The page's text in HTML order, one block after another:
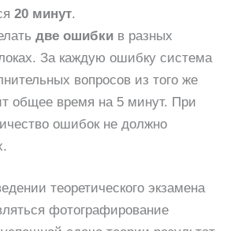
20 минут.
две ошибки в разных
За каждую ошибку система
вопросов из того же
общее время на 5 минут. При
ошибок не должно
теоретического экзамена
фотографирование